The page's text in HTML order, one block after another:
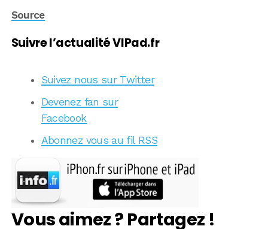
Source
Suivre l’actualité VIPad.fr
Suivez nous sur Twitter
Devenez fan sur
Facebook
Abonnez vous au fil RSS
Vous aimez ? Partagez !